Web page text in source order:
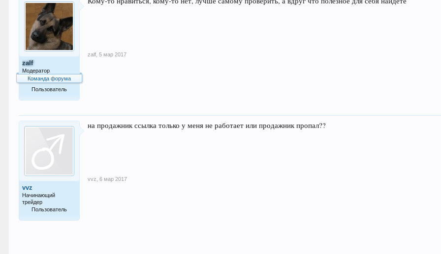
zalf
Модератор
Команда форума
Пользователь
zalf 5 мар 2017
vvz
Начинающий
трейдер
Пользователь
на продажник ссылка только у меня не работает или продажник пропал??
vvz 6 мар 2017